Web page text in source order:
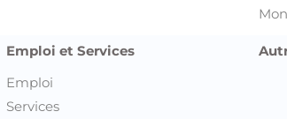
Emploi et Services
Emploi
Services